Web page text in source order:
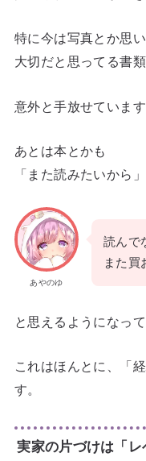
特に今は写真とか思
大切だと思ってる書類
意外と手放せています
あとは本とかも
「また読みたいから
あやのゆ
読んで
また買
と思えるようになって
これはほんとに、「
す。
実家の片づけは「